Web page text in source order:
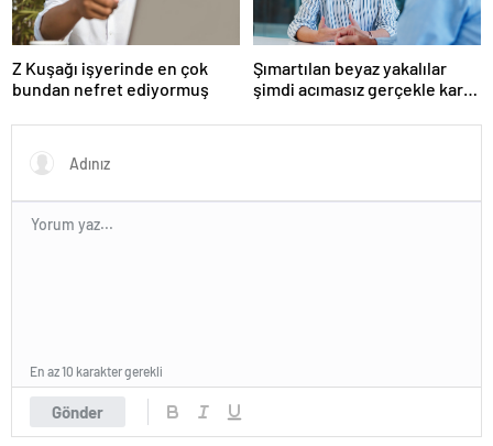
Z Kuşağı işyerinde en çok
bundan nefret ediyormuş
Şımartılan beyaz yakalılar
şimdi acımasız gerçekle karşı
Gönder
En az 10 karakter gerekli